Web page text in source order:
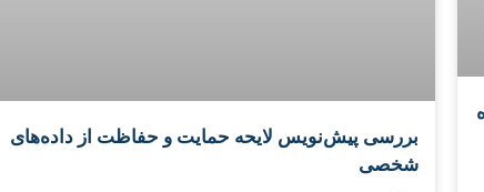
بررسی پیش‌نویس لایحه حمایت و حفاظت از داده‌های
شخصی